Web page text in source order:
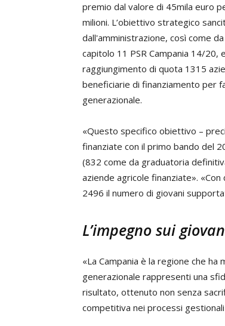
premio dal valore di 45mila euro
milioni. L’obiettivo strategico
dall'amministrazione, così come
capitolo 11 PSR Campania 14/20,
raggiungimento di quota 1315
beneficiarie di finanziamento per
generazionale.
«Questo specifico obiettivo –
finanziate con il primo bando del
(832 come da graduatoria
aziende agricole finanziate».
2496 il numero di giovani
L’impegno sui
«La Campania è la regione che
generazionale rappresenti una
risultato, ottenuto non senza
competitiva nei processi